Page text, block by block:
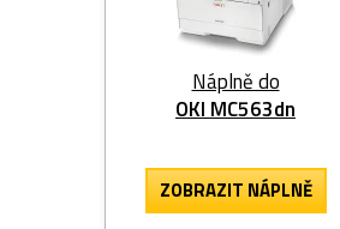
Náplně do
OKI MC563dn
ZOBRAZITNÁPLNĚ